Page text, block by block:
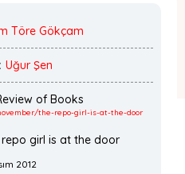
Töre Gökçam
Uğur Şen
of Books
the-repo-girl-is-at-the-door
girl is at the door
2012